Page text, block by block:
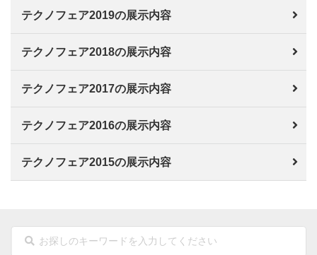
テクノフェア2019の展示内容
テクノフェア2018の展示内容
テクノフェア2017の展示内容
テクノフェア2016の展示内容
テクノフェア2015の展示内容